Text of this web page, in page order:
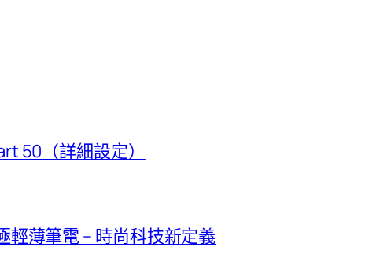
50（詳細設定）
輕薄筆電 – 時尚科技新定義